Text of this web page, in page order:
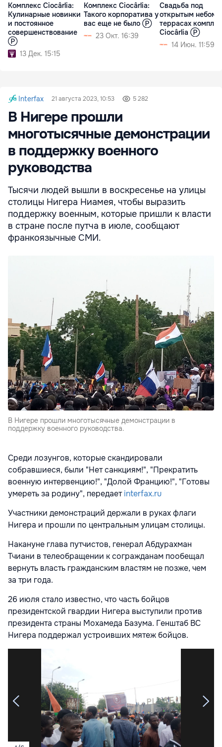
Комплекс Ciocârlia:
Кулинарные новинки
и постоянное
совершенствование
Ⓟ
13 Дек. 15:15
Комплекс Ciocârlia:
Такого корпоратива у
вас еще не было Ⓟ
23 Окт. 16:39
Свадьба под
открытым небом
террасах
Ciocârlia Ⓟ
14 Июн. 11:59
Interfax 21 августа 2023, 10:53 5 282
В Нигере прошли
многотысячные демонстрации
в поддержку военного
руководства
Тысячи людей вышли в воскресенье на улицы
столицы Нигера Ниамея, чтобы выразить
поддержку военным, которые пришли к власти
в стране после путча в июле, сообщают
франкоязычные СМИ.
В Нигере прошли многотысячные демонстрации в
поддержку военного руководства.
Среди лозунгов, которые скандировали
собравшиеся, были "Нет санкциям!", "Прекратить
военную интервенцию!", "Долой Францию!", "Готовы
умереть за родину", передаетinterfax.ru
Участники демонстраций держали в руках флаги
Нигера и прошли по центральным улицам столицы.
Накануне глава путчистов, генерал Абдурахман
Тчиани в телеобращении к согражданам пообещал
вернуть власть гражданским властям не позже, чем
за три года.
26 июля стало известно, что часть бойцов
президентской гвардии Нигера выступили против
президента страны Мохамеда Базума. Генштаб ВС
Нигера поддержал устроивших мятеж бойцов.